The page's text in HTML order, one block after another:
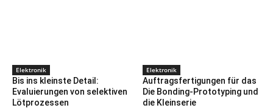
Elektronik
Bis ins kleinste Detail:
Evaluierungen von selektiven
Lötprozessen
Elektronik
Auftragsfertigungen für das
Die Bonding-Prototyping und
die Kleinserie